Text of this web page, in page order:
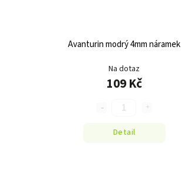
Avanturin modrý 4mm náramek
Na dotaz
109 Kč
Detail